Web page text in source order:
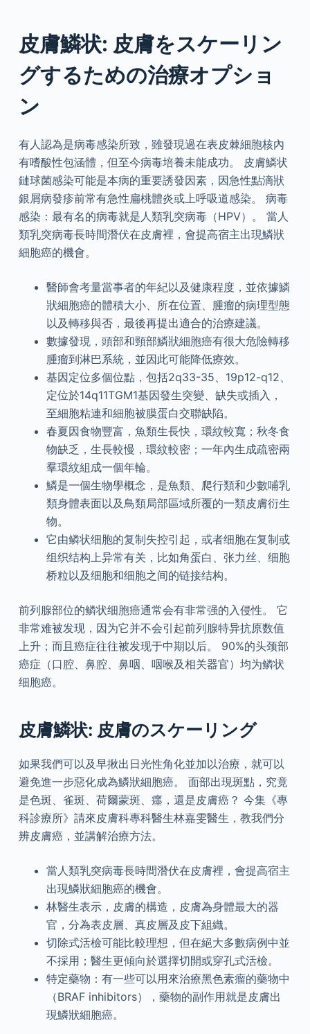
皮膚鱗状: 皮膚をスケーリン
グするための治療オプショ
ン
有人認為是病毒感染所致，雖發現過在表皮棘細胞核內
有嗜酸性包涵體，但至今病毒培養未能成功。 皮膚鱗状
鏈球菌感染可能是本病的重要誘發因素，因急性點滴狀
銀屑病發疹前常有急性扁桃體炎或上呼吸道感染。 病毒
感染：最有名的病毒就是人類乳突病毒（HPV）。 當人
類乳突病毒長時間潛伏在皮膚裡，會提高宿主出現鱗狀
細胞癌的機會。
醫師會考量當事者的年紀以及健康程度，並依據鱗
狀細胞癌的體積大小、所在位置、腫瘤的病理型態
以及轉移與否，最後再提出適合的治療建議。
數據發現，頭部和頸部鱗狀細胞癌有很大危險轉移
腫瘤到淋巴系統，並因此可能降低療效。
基因定位多個位點，包括2q33-35、19p12-q12、
定位於14q11TGM1基因發生突變、缺失或插入，
至細胞粘連和細胞被膜蛋白交聯缺陷。
春夏因食物豐富，魚類生長快，環紋較寬；秋冬食
物缺乏，生長較慢，環紋較密；一年內生成疏密兩
羣環紋組成一個年輪。
鱗是一個生物學概念，是魚類、爬行類和少數哺乳
類身體表面以及鳥類局部區域所覆的一類皮膚衍生
物。
它由鳞状细胞的复制失控引起，或者细胞在复制或
组织结构上异常有关，比如角蛋白、张力丝、细胞
桥粒以及细胞和细胞之间的链接结构。
前列腺部位的鳞状细胞癌通常会有非常强的入侵性。 它
非常难被发现，因为它并不会引起前列腺特异抗原数值
上升；而且癌症往往被发现于中期以后。 90%的头颈部
癌症（口腔、鼻腔、鼻咽、咽喉及相关器官）均为鳞状
细胞癌。
皮膚鱗状: 皮膚のスケーリング
如果我們可以及早揪出日光性角化並加以治療，就可以
避免進一步惡化成為鱗狀細胞癌。 面部出現斑點，究竟
是色斑、雀斑、荷爾蒙斑、癦，還是皮膚癌？ 今集《專
科診療所》請來皮膚科專科醫生林嘉雯醫生，教我們分
辨皮膚癌，並講解治療方法。
當人類乳突病毒長時間潛伏在皮膚裡，會提高宿主
出現鱗狀細胞癌的機會。
林醫生表示，皮膚的構造，皮膚為身體最大的器
官，分為表皮層、真皮層及皮下組織。
切除式活檢可能比較理想，但在絕大多數病例中並
不採用；醫生更傾向於選擇切開或穿孔式活檢。
特定藥物：有一些可以用來治療黑色素瘤的藥物中
（BRAF inhibitors），藥物的副作用就是皮膚出
現鱗狀細胞癌。